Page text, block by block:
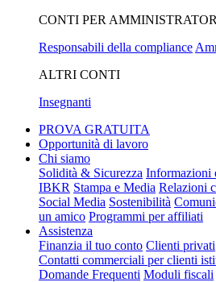
CONTI PER
Responsabili della compliance
ALTRI CONTI
Insegnanti
PROVA GRATUITA
Opportunità di lavoro
Chi siamo
Solidità & Sicurezza Informazioni
IBKR Stampa e Media Relazioni
Social Media Sostenibilità
un amico Programmi per affiliati
Assistenza
Finanzia il tuo conto Clienti privati
Contatti commerciali per clienti
Domande Frequenti Moduli fiscali